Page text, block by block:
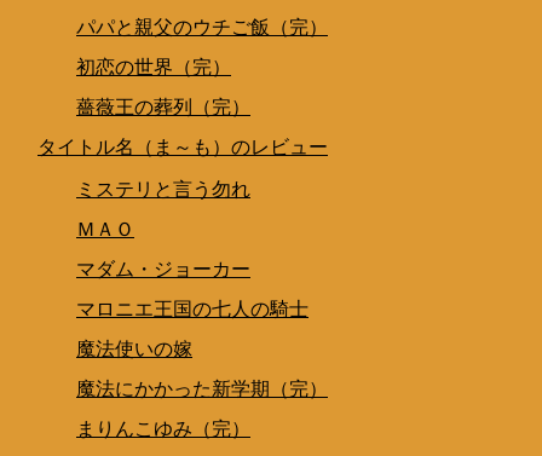
パパと親父のウチご飯（完）
初恋の世界（完）
薔薇王の葬列（完）
タイトル名（ま～も）のレビュー
ミステリと言う勿れ
ＭＡＯ
マダム・ジョーカー
マロニエ王国の七人の騎士
魔法使いの嫁
魔法にかかった新学期（完）
まりんこゆみ（完）